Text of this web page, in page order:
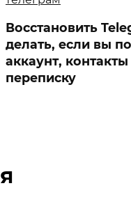
Восстановить
делать, если вы
аккаунт,
переписку